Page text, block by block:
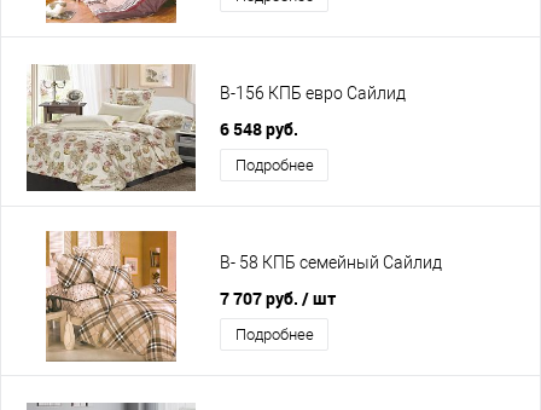
B-156 КПБ евро Сайлид
6 548 руб.
Подробнее
B- 58 КПБ семейный Сайлид
7 707 руб. / шт
Подробнее